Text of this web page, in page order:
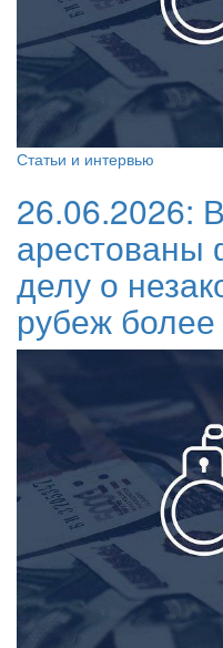
Статьи и интервью
26.06.2026:
арестованы
делу о
рубеж